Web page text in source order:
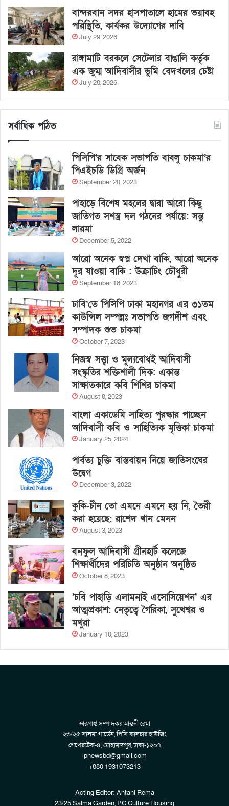
বান্দরবান সদর হাসপাতালে হামের ভয়াবহ
পরিস্থিতি, কার্যকর উদ্যোগের দাবি
July 29, 2026
রাঙ্গামাটি বরকলে সেটেলার বাঙালি কর্তৃক
এক জুম্ম আদিবাসীর ভূমি বেদখলের চেষ্টা
July 28, 2026
সর্বাধিক পঠিত
পিসিপি’র সাবেক সভাপতি বাবলু চাকমা’র
পিএইচডি ডিগ্রি অর্জন
September 20, 2023
পাহাড়ে বিশেষ মহলের দ্বারা আরো কিছু
জাতিগত সশস্ত্র দল গঠনের পর্যায়ে: সন্তু
লারমা
December 5, 2022
আরো অনেক স্বপ্ন দেখা বাকি, আরো অনেক
দূর যাওয়া বাকি : উক্রাচিং চৌধুরী
September 18, 2023
ঢাবি’তে পিসিপি ঢাকা মহানগর এর ৩১তম
কাউন্সিল সম্পন্নঃ সভাপতি জগদীশ এবং
সম্পাদক শুভ চাকমা
October 7, 2023
নিজস্ব সত্ত্বা ও মূল্যবোধই আদিবাসী
সংস্কৃতির শক্তিশালী দিক: একান্ত
সাক্ষাতকারে কবি শিশির চাকমা
August 8, 2023
বাংলা একাডেমি সাহিত্য পুরস্কার পাচ্ছেন
আদিবাসী কবি ও সাহিত্যিক মৃত্তিকা চাকমা
January 25, 2024
পার্বত্য চুক্তি বাস্তবায়ন নিয়ে জাতিসংঘের
উদ্বেগ
December 3, 2022
কুকি-চীন তো এমনে এমনে হয় নি, তৈরী
করা হয়েছে: রাশেদ খান মেনন
August 3, 2023
বনফুল আদিবাসী গ্রীনহার্ট কলেজে
শিক্ষার্থীদের পরিচিতি অনুষ্ঠান অনুষ্ঠিত
October 8, 2023
‘চবি পাহাড়ি এলামনাই এসোসিয়েশন’ এর
আত্মপ্রকাশ: নেতৃত্বে গৈরিকা, সুখেশ্বর ও
মথুরা
January 10, 2023
ভারপ্রাপ্ত সম্পাদকঃ আন্তনী রেমা
২৩/২৫ সালমা গার্ডেন, পিসি কালচার হাউজিং
শেখেরটেক-৪, মোহাম্মদপুর, ঢাকা-১২০৭
ipnewsbd@gmail.com
+880 1931073213
Acting Editor: Antani Rema
23/25 Salma Garden, PC Culture Housing